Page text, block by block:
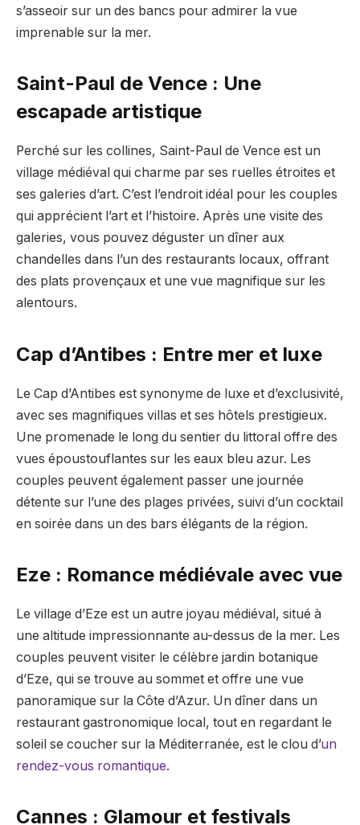
s’asseoir sur un des bancs pour admirer la vue
imprenable sur la mer.
Saint-Paul de Vence : Une
escapade artistique
Perché sur les collines, Saint-Paul de Vence est un
village médiéval qui charme par ses ruelles étroites et
ses galeries d’art. C’est l’endroit idéal pour les couples
qui apprécient l’art et l’histoire. Après une visite des
galeries, vous pouvez déguster un dîner aux
chandelles dans l’un des restaurants locaux, offrant
des plats provençaux et une vue magnifique sur les
alentours.
Cap d’Antibes : Entre mer et luxe
Le Cap d’Antibes est synonyme de luxe et d’exclusivité,
avec ses magnifiques villas et ses hôtels prestigieux.
Une promenade le long du sentier du littoral offre des
vues époustouflantes sur les eaux bleu azur. Les
couples peuvent également passer une journée
détente sur l’une des plages privées, suivi d’un cocktail
en soirée dans un des bars élégants de la région.
Eze : Romance médiévale avec vue
Le village d’Eze est un autre joyau médiéval, situé à
une altitude impressionnante au-dessus de la mer. Les
couples peuvent visiter le célèbre jardin botanique
d’Eze, qui se trouve au sommet et offre une vue
panoramique sur la Côte d’Azur. Un dîner dans un
restaurant gastronomique local, tout en regardant le
soleil se coucher sur la Méditerranée, est le clou d’un
rendez-vous romantique.
Cannes : Glamour et festivals